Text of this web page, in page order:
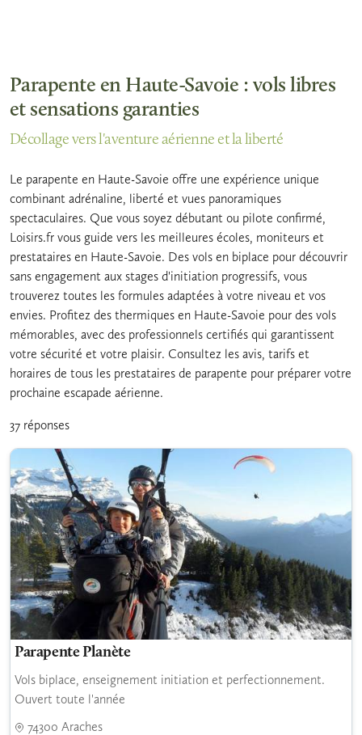
Parapente en Haute-Savoie : vols libres
et sensations garanties
Décollage vers l'aventure aérienne et la liberté
Le parapente en Haute-Savoie offre une expérience unique
combinant adrénaline, liberté et vues panoramiques
spectaculaires. Que vous soyez débutant ou pilote confirmé,
Loisirs.fr vous guide vers les meilleures écoles, moniteurs et
prestataires en Haute-Savoie. Des vols en biplace pour découvrir
sans engagement aux stages d'initiation progressifs, vous
trouverez toutes les formules adaptées à votre niveau et vos
envies. Profitez des thermiques en Haute-Savoie pour des vols
mémorables, avec des professionnels certifiés qui garantissent
votre sécurité et votre plaisir. Consultez les avis, tarifs et
horaires de tous les prestataires de parapente pour préparer votre
prochaine escapade aérienne.
37 réponses
Parapente Planète
Vols biplace, enseignement initiation et perfectionnement.
Ouvert toute l'année
74300 Araches